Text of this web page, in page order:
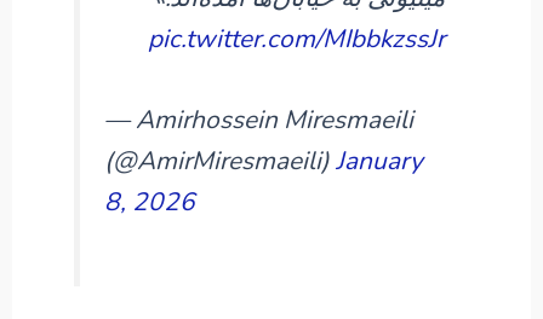
pic.twitter.com/MIbbkzssJr
— Amirhossein Miresmaeili
(@AmirMiresmaeili)January
8, 2026